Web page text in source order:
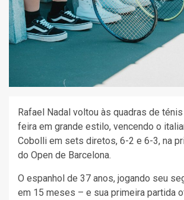
Rafael Nadal voltou às quadras de
feira em grande estilo, vencendo o
Cobolli em sets diretos, 6-2 e 6-3, na
do Open de Barcelona.
O espanhol de 37 anos, jogando seu
em 15 meses – e sua primeira partida